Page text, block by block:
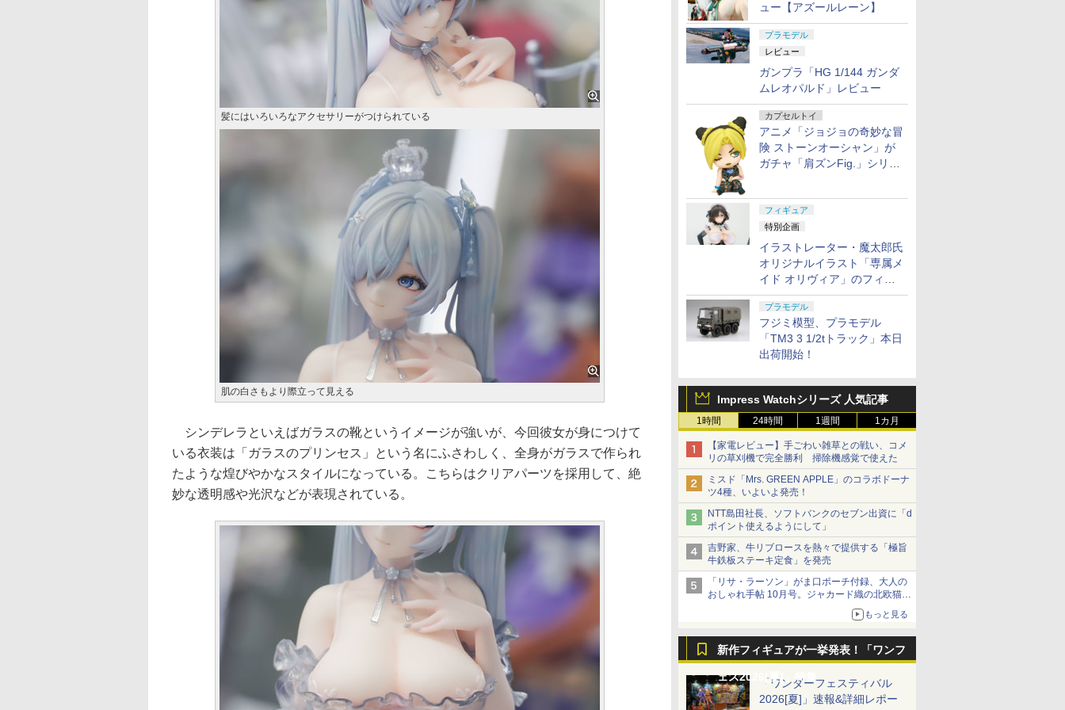
ュー【アズールレーン】
プラモデル
レビュー
ガンプラ「HG 1/144 ガンダ
ムレオパルド」レビュー
カプセルトイ
アニメ「ジョジョの奇妙な冒
険 ストーンオーシャン」が
ガチャ「肩ズンFig.」シリー
フィギュア
特別企画
イラストレーター・魔太郎氏
オリジナルイラスト「専属メ
イド オリヴィア」のフィギ
ュア彩色原型が東京フィギュ
アギャラリーにて展示中
プラモデル
フジミ模型、プラモデル
「TM3 3 1/2tトラック」本日
出荷開始！
Impress Watchシリーズ 人気記事
1時間 24時間 1週間 1カ月
【家電レビュー】手ごわい雑草との戦い、コメ
リの草刈機で完全勝利 掃除機感覚で使えた
ミスド「Mrs. GREEN APPLE」のコラボドーナ
ツ4種、いよいよ発売！
NTT島田社長、ソフトバンクのセブン出資に「d
ポイント使えるようにして」
吉野家、牛リブロースを熱々で提供する「極旨
牛鉄板ステーキ定食」を発売
「リサ・ラーソン」がま口ポーチ付録、大人の
おしゃれ手帖 10月号。ジャカード織の北欧猫デ
もっと見る
新作フィギュアが一挙発表！「ワンフ
ェス2026[夏]」特集「ワンダーフェスティバル
2026[夏]」速報&詳細レポー
髪にはいろいろなアクセサリーがつけられている
肌の白さもより際立って見える
シンデレラといえばガラスの靴というイメージが強いが、今回彼女が身につけて
いる衣装は「ガラスのプリンセス」という名にふさわしく、全身がガラスで作られ
たような煌びやかなスタイルになっている。こちらはクリアパーツを採用して、絶
妙な透明感や光沢などが表現されている。